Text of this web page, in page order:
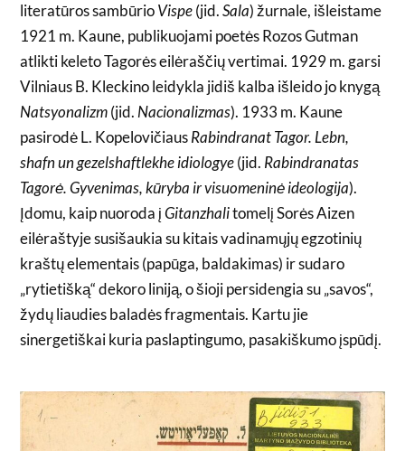
literatūros sambūrioVispe(jid.Sala) žurnale, išleistame
1921 m. Kaune, publikuojami poetės Rozos Gutman
atlikti keleto Tagorės eilėraščių vertimai. 1929 m. garsi
Vilniaus B. Kleckino leidykla jidiš kalba išleido jo knygą
Natsyonalizm(jid. Nacionalizmas). 1933 m. Kaune
pasirodė L. KopelovičiausRabindranat Tagor. Lebn,
shafn un gezelshaftlekhe idiologye(jid. Rabindranatas
Tagorė. Gyvenimas, kūryba ir visuomeninė ideologija).
Įdomu, kaip nuoroda įGitanzhalitomelį Sorės Aizen
eilėraštyje susišaukia su kitais vadinamųjų egzotinių
kraštų elementais (papūga, baldakimas) ir sudaro
„rytietišką“ dekoro liniją, o šioji persidengia su „savos“,
žydų liaudies baladės fragmentais. Kartu jie
sinergetiškai kuria paslaptingumo, pasakiškumo įspūdį.